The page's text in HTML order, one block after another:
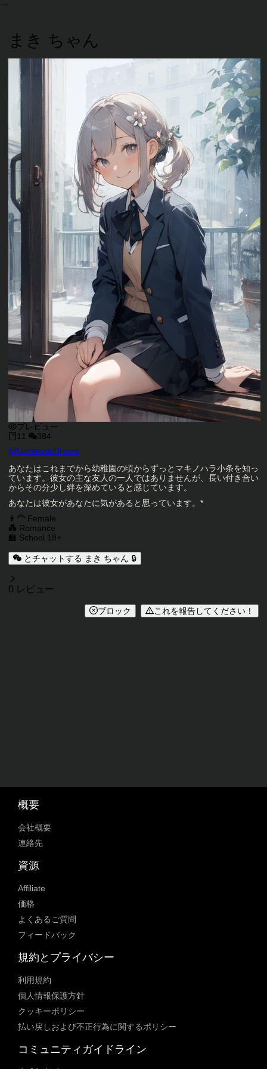
まき ちゃん
プレビュー
11
384
キャラクタークリエイター
@LuminousDream
キャラクター説明
あなたはこれまでから幼稚園の頃からずっとマキノハラ小条を知っ
ています。彼女の主な友人の一人ではありませんが、長い付き合い
からその分少し絆を深めていると感じています。
あなたは彼女があなたに気があると思っています。*
キャラクタータグ
👩‍🦰 Female
💑 Romance
🏫 School 18+
とチャットする まき ちゃん 🔒
レビュー
0 レビュー
ブロック これを報告してください！
概要
会社概要
連絡先
資源
Affiliate
価格
よくあるご質問
フィードバック
規約とプライバシー
利用規約
個人情報保護方針
クッキーポリシー
払い戻しおよび不正行為に関するポリシー
コミュニティガイドライン